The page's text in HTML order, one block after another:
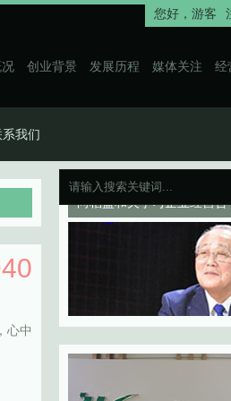
您好， 游客
创业背景 发展历程 媒体关注 经
系我们
心中
向稻盛和夫学习企业经营哲